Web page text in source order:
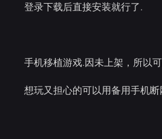
登录下载后直接安装就行了.
手机移植游戏.因未上架，所以
想玩又担心的可以用备用手机断